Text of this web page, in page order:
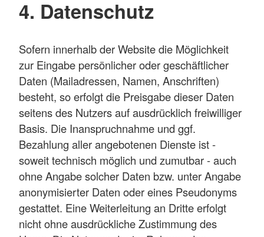
4. Datenschutz
Sofern innerhalb der Website die Möglichkeit
zur Eingabe persönlicher oder geschäftlicher
Daten (Mailadressen, Namen, Anschriften)
besteht, so erfolgt die Preisgabe dieser Daten
seitens des Nutzers auf ausdrücklich freiwilliger
Basis. Die Inanspruchnahme und ggf.
Bezahlung aller angebotenen Dienste ist -
soweit technisch möglich und zumutbar - auch
ohne Angabe solcher Daten bzw. unter Angabe
anonymisierter Daten oder eines Pseudonyms
gestattet. Eine Weiterleitung an Dritte erfolgt
nicht ohne ausdrückliche Zustimmung des